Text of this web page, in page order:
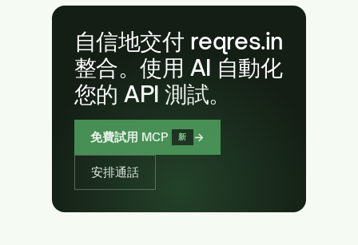
自信地交付 reqres.in
整合。使用 AI 自動化
您的 API 測試。
免費試用 MCP 新 →
安排通話